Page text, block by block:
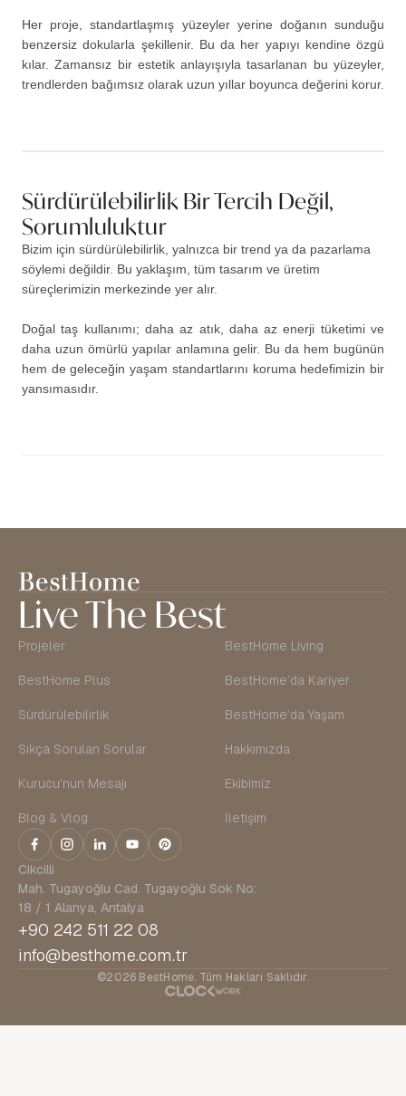
Her proje, standartlaşmış yüzeyler yerine doğanın sunduğu
benzersiz dokularla şekillenir. Bu da her yapıyı kendine özgü
kılar. Zamansız bir estetik anlayışıyla tasarlanan bu yüzeyler,
trendlerden bağımsız olarak uzun yıllar boyunca değerini korur.
Sürdürülebilirlik Bir Tercih Değil,
Sorumluluktur
Bizim için sürdürülebilirlik, yalnızca bir trend ya da pazarlama
söylemi değildir. Bu yaklaşım, tüm tasarım ve üretim
süreçlerimizin merkezinde yer alır.
Doğal taş kullanımı; daha az atık, daha az enerji tüketimi ve
daha uzun ömürlü yapılar anlamına gelir. Bu da hem bugünün
hem de geleceğin yaşam standartlarını koruma hedefimizin bir
yansımasıdır.
Live The Best
Projeler BestHome Living
BestHome Plus BestHome’da Kariyer
Sürdürülebilirlik BestHome’da Yaşam
Sıkça Sorulan Sorular Hakkımızda
Kurucu'nun Mesajı Ekibimiz
Blog & Vlog İletişim
Cikcilli
Mah. Tugayoğlu Cad. Tugayoğlu Sok No:
18 / 1 Alanya, Antalya
+90 242 511 22 08
info@besthome.com.tr
©2026 BestHome. Tüm Hakları Saklıdır.